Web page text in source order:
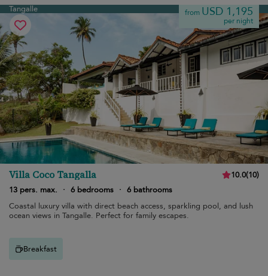
Tangalle from USD 1,195
per night
Villa Coco Tangalla 10.0(10)
13 pers. max.
· 6 bedrooms · 6 bathrooms
Coastal luxury villa with direct beach access, sparkling pool, and lush
ocean views in Tangalle. Perfect for family escapes.
Breakfast